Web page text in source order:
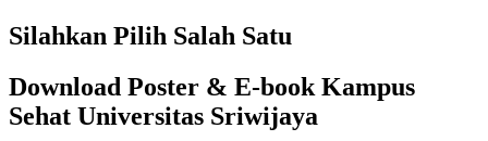
Silahkan Pilih Salah Satu
Download Poster & E-book Kampus
Sehat Universitas Sriwijaya